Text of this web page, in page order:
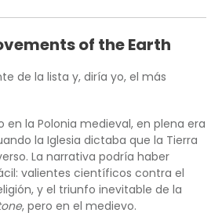
of the Earth
de la lista y, diría yo, el más
la Polonia medieval, en plena era
la Iglesia dictaba que la Tierra
La narrativa podría haber
valientes científicos contra el
y el triunfo inevitable de la
, pero en el medievo.